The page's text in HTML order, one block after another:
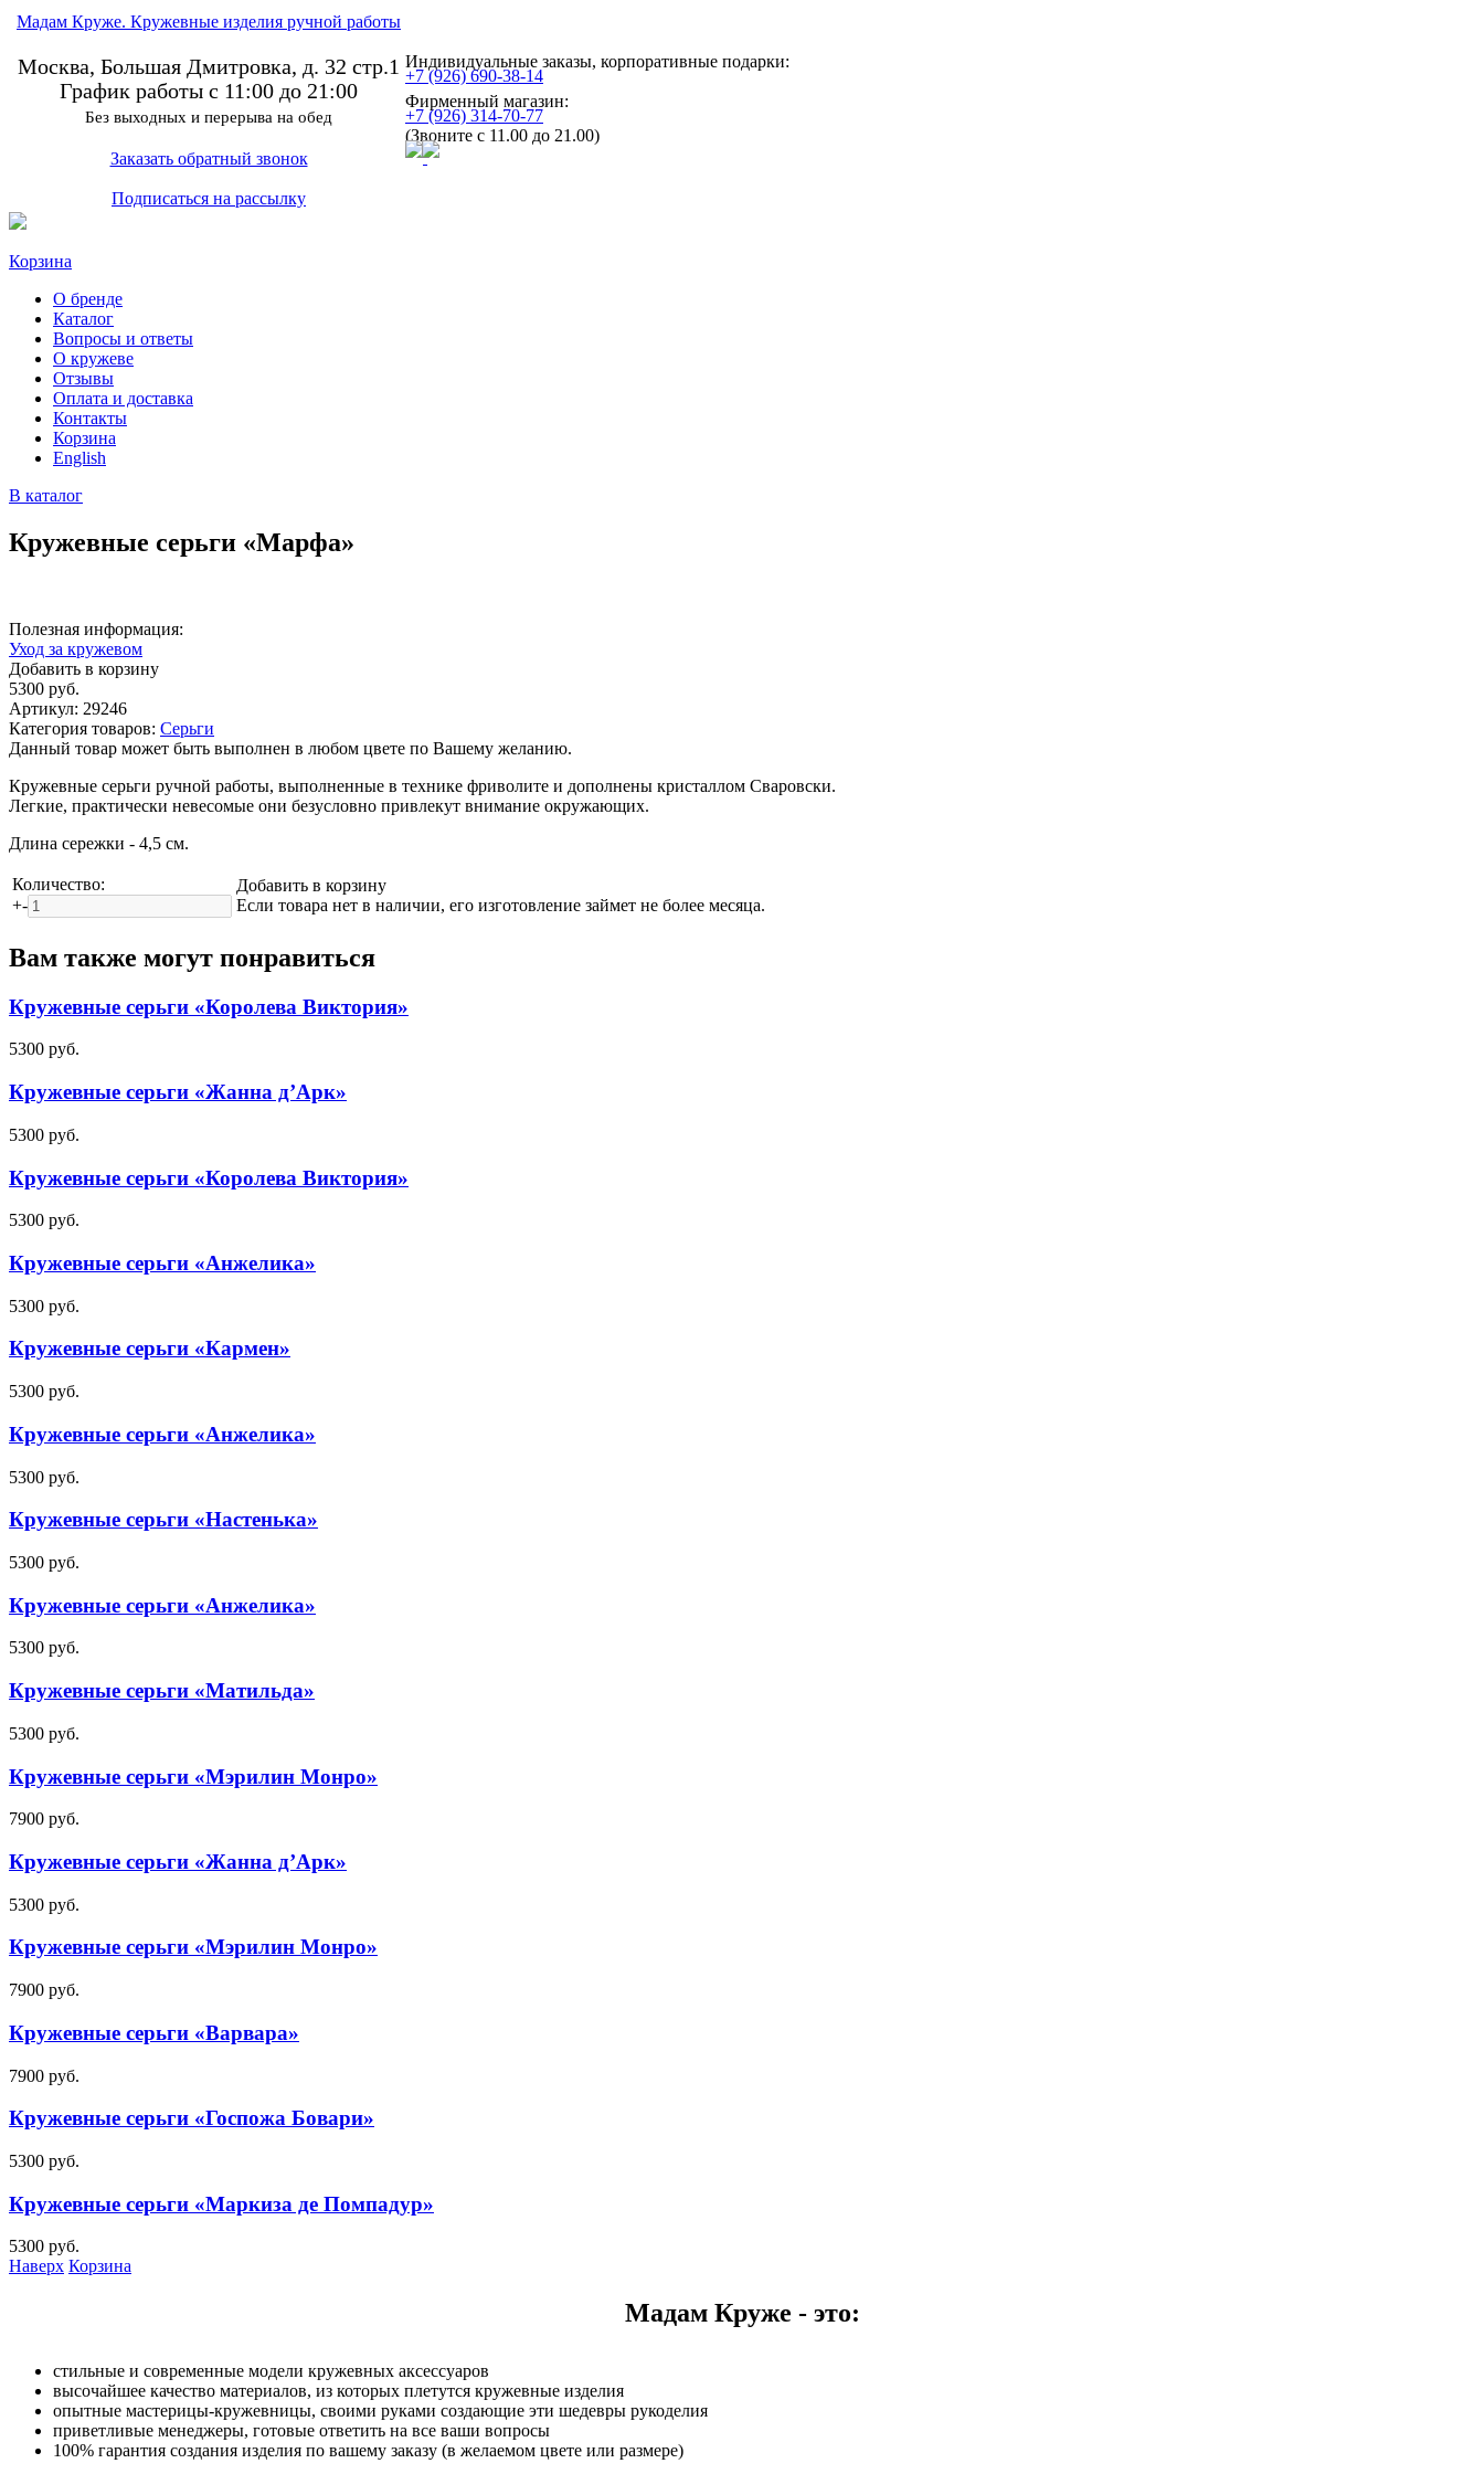
Мадам Круже. Кружевные изделия ручной работы
Москва, Большая Дмитровка, д. 32 стр.1
График работы с 11:00 до 21:00
Без выходных и перерыва на обед
Заказать обратный звонок
Подписаться на рассылку
Индивидуальные заказы, корпоративные подарки:
+7 (926) 690-38-14
Фирменный магазин:
+7 (926) 314-70-77
(Звоните с 11.00 до 21.00)
Корзина
О бренде
Каталог
Вопросы и ответы
О кружеве
Отзывы
Оплата и доставка
Контакты
Корзина
English
В каталог
Кружевные серьги «Марфа»
Полезная информация:
Уход за кружевом
Добавить в корзину
5300 руб.
Артикул: 29246
Категория товаров: Серьги
Данный товар может быть выполнен в любом цвете по Вашему желанию.
Кружевные серьги ручной работы, выполненные в технике фриволите и дополнены кристаллом Сваровски.
Легкие, практически невесомые они безусловно привлекут внимание окружающих.
Длина сережки - 4,5 см.
Количество:
+-
Добавить в корзину
Если товара нет в наличии, его изготовление займет не более месяца.
Вам также могут понравиться
Кружевные серьги «Королева Виктория»
5300 руб.
Кружевные серьги «Жанна д’Арк»
5300 руб.
Кружевные серьги «Королева Виктория»
5300 руб.
Кружевные серьги «Анжелика»
5300 руб.
Кружевные серьги «Кармен»
5300 руб.
Кружевные серьги «Анжелика»
5300 руб.
Кружевные серьги «Настенька»
5300 руб.
Кружевные серьги «Анжелика»
5300 руб.
Кружевные серьги «Матильда»
5300 руб.
Кружевные серьги «Мэрилин Монро»
7900 руб.
Кружевные серьги «Жанна д’Арк»
5300 руб.
Кружевные серьги «Мэрилин Монро»
7900 руб.
Кружевные серьги «Варвара»
7900 руб.
Кружевные серьги «Госпожа Бовари»
5300 руб.
Кружевные серьги «Маркиза де Помпадур»
5300 руб.
Наверх Корзина
Мадам Круже - это:
стильные и современные модели кружевных аксессуаров
высочайшее качество материалов, из которых плетутся кружевные изделия
опытные мастерицы-кружевницы, своими руками создающие эти шедевры рукоделия
приветливые менеджеры, готовые ответить на все ваши вопросы
100% гарантия создания изделия по вашему заказу (в желаемом цвете или размере)